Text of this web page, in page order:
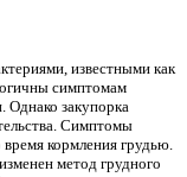
известными как
симптомам
Однако закупорка
Симптомы
кормления грудью.
метод грудного